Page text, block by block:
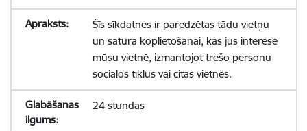
Šīs sīkdatnes ir paredzētas tādu vietņu
un satura koplietošanai, kas jūs interesē
mūsu vietnē, izmantojot trešo personu
sociālos tīklus vai citas vietnes.
24 stundas